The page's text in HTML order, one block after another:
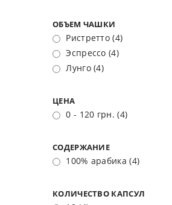
ОБЪЕМ ЧАШКИ
Ристретто (4)
Эспрессо (4)
Лунго(4)
ЦЕНА
0 - 120 грн. (4)
СОДЕРЖАНИЕ
100% арабика (4)
КОЛИЧЕСТВО КАПСУЛ